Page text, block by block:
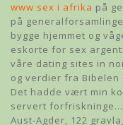
www sex i afrika på
på
bygge hjemmet og
eskorte for sex
våre dating sites in
og verdier fra
Det hadde vært min
servert forfriskninge…
Aust-Agder, 122